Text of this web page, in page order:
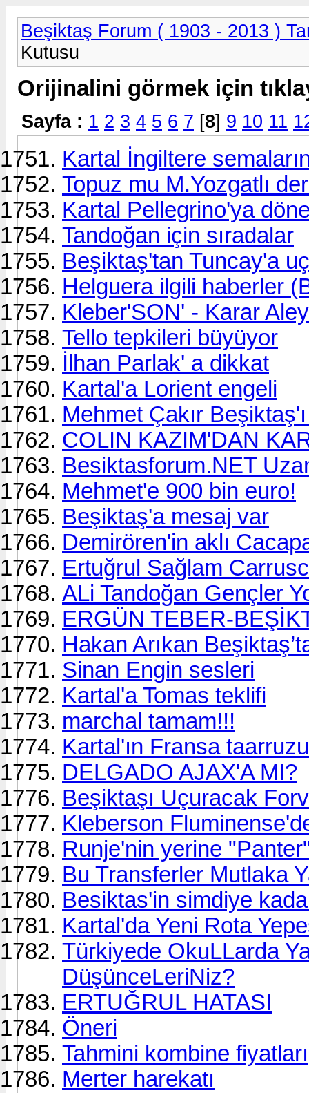
Beşiktaş Forum ( 1903 - 2013 )
Kutusu
Orijinalini görmek için
Sayfa : 1 2 3 4 5 6 7 [8] 9 10 11
Kartal İngiltere
Topuz mu M.Yozgatlı
Kartal Pellegrino'ya
Tandoğan için sıradalar
Beşiktaş'tan Tuncay'a
Helguera ilgili haberler
Kleber'SON' - Karar
Tello tepkileri büyüyor
İlhan Parlak' a dikkat
Kartal'a Lorient engeli
Mehmet Çakır
COLIN KAZIM'DAN
Besiktasforum.NET
Mehmet'e 900 bin euro!
Beşiktaş'a mesaj var
Demirören'in aklı
Ertuğrul Sağlam
ALi Tandoğan Gençler
ERGÜN TEBER-
Hakan Arıkan
Sinan Engin sesleri
Kartal'a Tomas teklifi
marchal tamam!!!
Kartal'ın Fransa taarruzu
DELGADO AJAX'A MI?
Beşiktaşı Uçuracak
Kleberson
Runje'nin yerine
Bu Transferler Mutlaka
Besiktas'in simdiye
Kartal'da Yeni Rota
Türkiyede OkuLLarda
DüşünceLeriNiz?
ERTUĞRUL HATASI
Öneri
Tahmini kombine fiyatları
Merter harekatı